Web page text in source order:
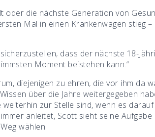
oder die nächste Generation von
Mal in einen Krankenwagen stieg –
dass der nächste 18-
Moment beistehen kann.“
diejenigen zu ehren, die vor ihm da
über die Jahre weitergegeben
zur Stelle sind, wenn es
anleitet, Scott sieht seine
wählen.